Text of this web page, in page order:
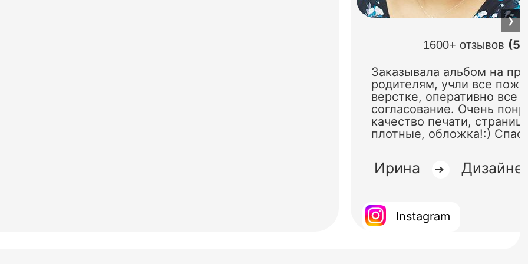
1600+ отзывов
Заказывала альбом на
родителям, учли все
верстке, оперативно все
согласование. Очень
качество печати,
плотные, обложка!:)
Ирина ➔
Instagram
❯